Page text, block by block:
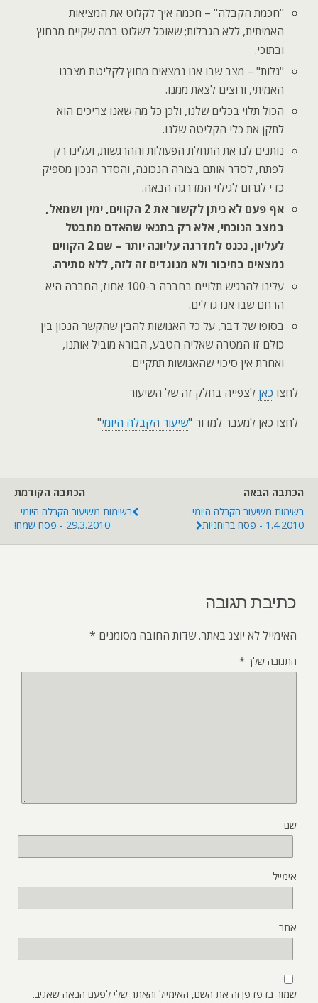
"חכמת הקבלה" – חכמה איך לקלוט את המציאות
האמיתית, ללא הגבלות; שאוכל לשלוט במה שקיים מבחוץ
ובתוכי.
"גלות" – מצב שבו אנו נמצאים מחוץ לקליטת מצבנו
האמיתי, ורוצים לצאת ממנו.
הכול תלוי בכלים שלנו, ולכן כל מה שאנו צריכים הוא
לתקן את כלי הקליטה שלנו.
נותנים לנו את התחלת הפעולות וההרגשות, ועלינו רק
לפתח, לסדר אותם בצורה הנכונה, והסדר הנכון מספיק
כדי לגרום לגילוי המדרגה הבאה.
אף פעם לא ניתן לקשור את 2 הקווים, ימין ושמאל,
במצב הנוכחי, אלא רק בתנאי שהאדם מתבטל
לעליון, נכנס למדרגה עליונה יותר – שם 2 הקווים
נמצאים בחיבור ולא מנוגדים זה לזה, ללא סתירה.
עלינו להרגיש תלויים בחברה ב-100 אחוז; החברה היא
הרחם שבו אנו גדלים.
בסופו של דבר, על כל האנושות להבין שהקשר הנכון בין
כולם זו המטרה שאליה הטבע, הבורא מוביל אותנו,
ואחרת אין סיכוי שהאנושות תתקיים.
לחצו כאן לצפייה בחלק זה של השיעור
לחצו כאן למעבר למדור "שיעור הקבלה היומי"
הכתבה הקודמת
רשימות משיעור הקבלה היומי -
29.3.2010 - פסח שמח!
הכתבה הבאה
רשימות משיעור הקבלה היומי -
1.4.2010 - פסח ברוחניות
כתיבת תגובה
האימייל לא יוצג באתר.שדות החובה מסומנים *
התגובה שלך *
שם
אימייל
אתר
שמור בדפדפן זה את השם, האימייל והאתר שלי לפעם הבאה שאגיב.